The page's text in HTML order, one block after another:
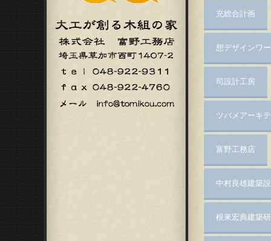
充総合計画
想デザインワ
司設計工房
ツバメアーキ
富野工務店
中村良雄建築
根來宏典建築